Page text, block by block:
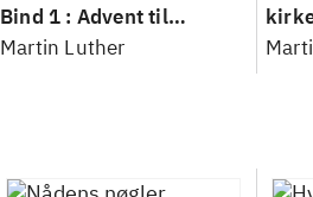
Bind 1 : Advent til
helligtrekonger
Martin Luther